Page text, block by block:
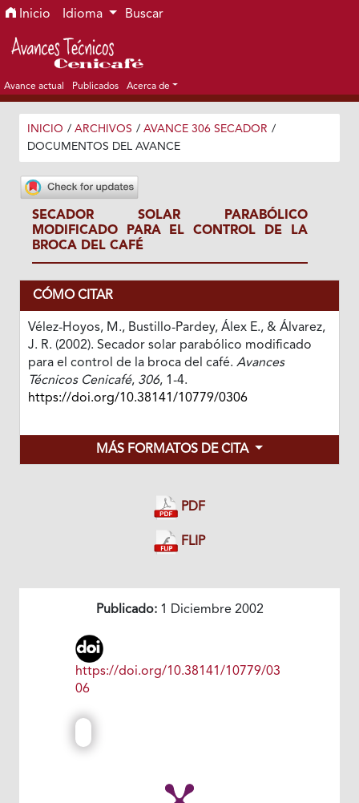
Ir al menú de navegación principal
Ir al contenido principal
Ir al pie de página del sitio
Inicio Idioma Buscar
Avance actual Publicados Acerca de
INICIO / ARCHIVOS / AVANCE 306 SECADOR /
DOCUMENTOS DEL AVANCE
SECADOR SOLAR PARABÓLICO
MODIFICADO PARA EL CONTROL DE LA
BROCA DEL CAFÉ
CÓMO CITAR
Vélez-Hoyos, M., Bustillo-Pardey, Álex E., & Álvarez,
J. R. (2002). Secador solar parabólico modificado
para el control de la broca del café. Avances
Técnicos Cenicafé, 306, 1-4.
https://doi.org/10.38141/10779/0306
MÁS FORMATOS DE CITA
PDF
FLIP
Publicado:1 Diciembre 2002
https://doi.org/10.38141/10779/03
06